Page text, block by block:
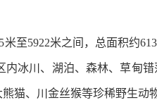
至5922米之间，总面积约
内冰川、湖泊、森林、草甸错
猫、川金丝猴等珍稀野生动